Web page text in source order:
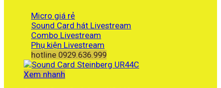
Micro giá rẻ
Sound Card hát Livestream
Combo Livestream
Phụ kiện Livestream
hotline 0929.636.999
Xem nhanh